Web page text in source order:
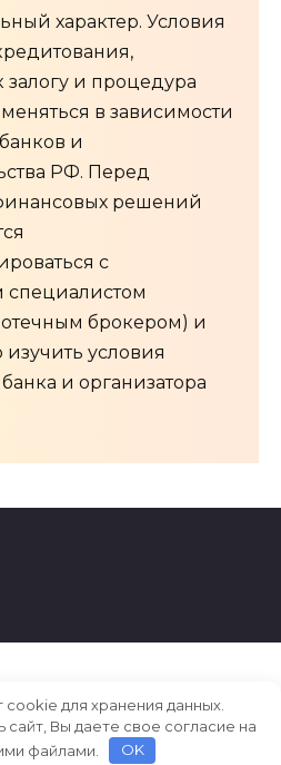
характер. Условия
залогу и процедура
в зависимости
и
РФ. Перед
решений
с
брокером) и
условия
и организатора
cookie для хранения данных.
Вы даете свое согласие на
файлами.
OK